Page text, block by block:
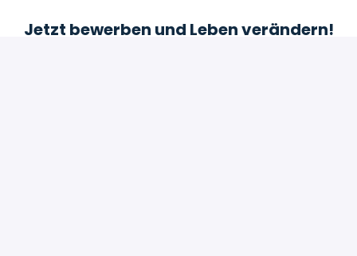
Jetzt bewerben und Leben verändern!